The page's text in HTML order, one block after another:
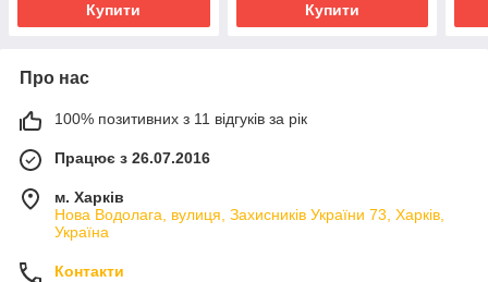
Купити Купити
Про нас
100% позитивних з 11 відгуків за рік
Працює з 26.07.2016
м. Харків
Нова Водолага, вулиця, Захисників України 73, Харків,
Україна
Контакти